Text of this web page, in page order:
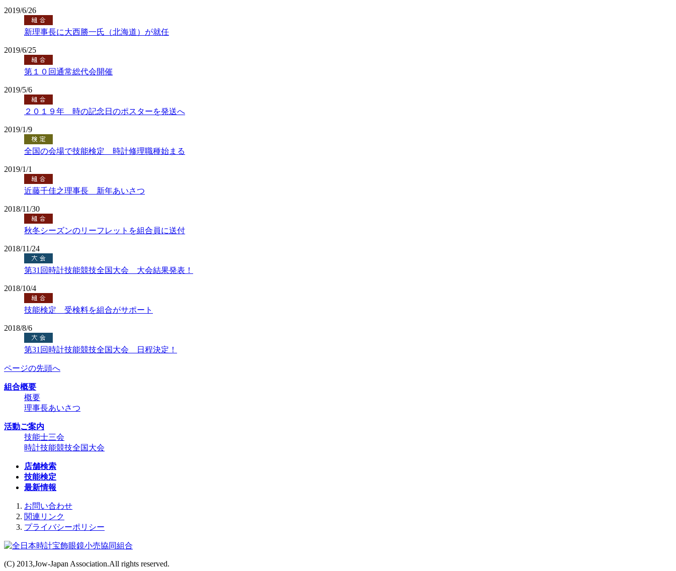
2019/6/26
新理事長に大西勝一氏（北海道）が就任
2019/6/25
第１０回通常総代会開催
2019/5/6
２０１９年 時の記念日のポスターを発送へ
2019/1/9
全国の会場で技能検定 時計修理職種始まる
2019/1/1
近藤千佳之理事長 新年あいさつ
2018/11/30
秋冬シーズンのリーフレットを組合員に送付
2018/11/24
第31回時計技能競技全国大会 大会結果発表！
2018/10/4
技能検定 受検料を組合がサポート
2018/8/6
第31回時計技能競技全国大会 日程決定！
ページの先頭へ
組合概要
概要
理事長あいさつ
活動ご案内
技能士三会
時計技能競技全国大会
店舗検索
技能検定
最新情報
お問い合わせ
関連リンク
プライバシーポリシー
(C) 2013,Jow-Japan Association.All rights reserved.